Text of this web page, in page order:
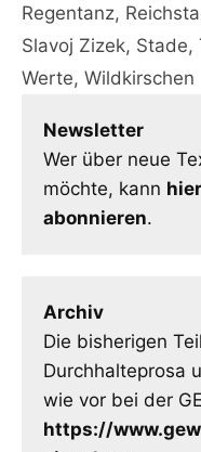
Regentanz,
Slavoj Zizek, Stade,
Werte, Wildkirschen
Newsletter
Wer über neue
möchte, kann
abonnieren.
Archiv
Die bisherigen
Durchhalteprosa
wie vor bei der
https://